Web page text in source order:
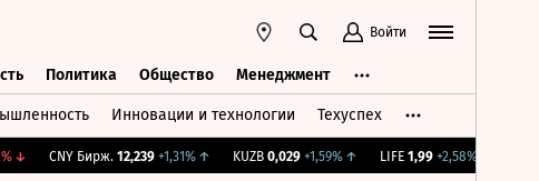
Войти
Политика Общество Менеджмент
Инновации и технологии Техуспех
↓ CNY Бирж. 12,239 +1,31%↑ KUZB 0,029 +1,59%↑ LIFE 1,99 +2,58%↑